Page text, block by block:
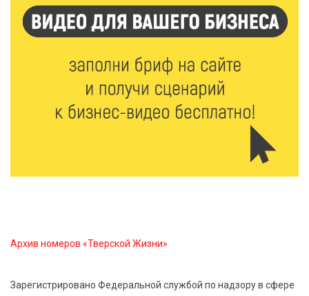
5 Авг 2026 14:44 206
Россияне полюбили «раскладушки» и «книжки»
5 Авг 2026 14:32 294
Топ-4 направлений: какие специальности стали
самыми популярными у абитуриентов в 2026 году
В Введенской церкви Торжка завершился важный
этап реставрации
передали сборники стихов в зону СВО
5 Авг 2026 13:13 424
Архив номеров «Тверской Жизни»
Зарегистрировано Федеральной службой по надзору в сфере